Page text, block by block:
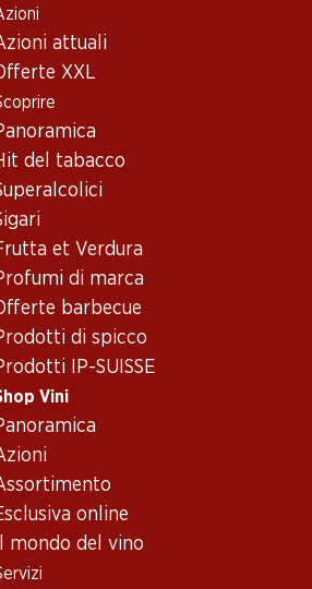
attuali
XXL
del tabacco
et Verdura
di marca
barbecue
di spicco
IP-SUISSE
Vini
online
Il mondo del vino
Assortimento vini
- Austria
Vino rosso
Landhaus Paul Zweigelt
Cool Paul